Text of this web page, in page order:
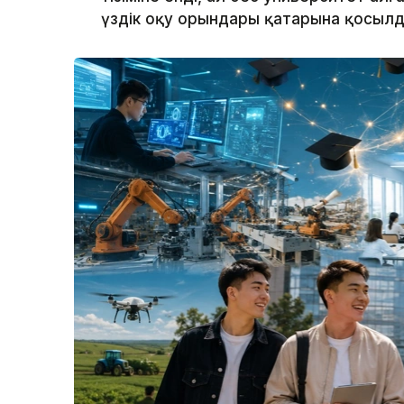
үздік оқу орындары қатарына